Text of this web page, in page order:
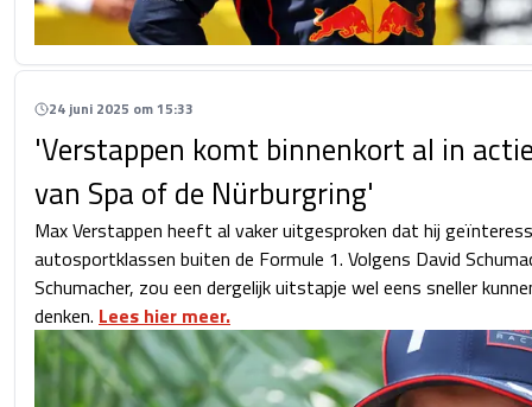
24 juni 2025 om 15:33
'Verstappen komt binnenkort al in
van Spa of de Nürburgring'
Max Verstappen heeft al vaker uitgesproken dat hij
autosportklassen buiten de Formule 1. Volgens David
Schumacher, zou een dergelijk uitstapje wel eens sneller
denken. Lees hier meer.